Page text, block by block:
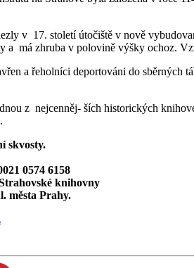
v 17. století útočiště v nově
a má zhruba v polovině výšky ochoz.
a řeholníci deportováni do sběrných
z nejcenněj- ších historických
skvosty.
0574 6158
knihovny
města Prahy.